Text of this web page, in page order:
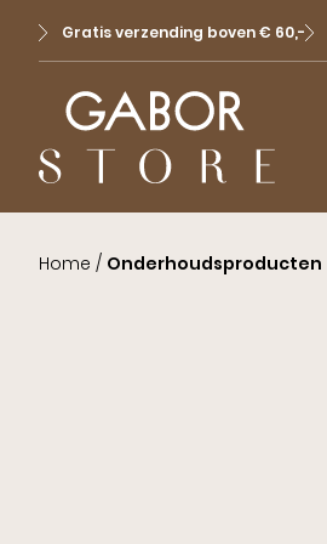
Gratis verzending boven € 60,-
Home / Onderhoudsproducten